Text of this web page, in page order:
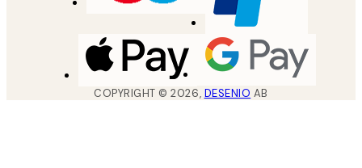
COPYRIGHT ©2026, DESENIO AB